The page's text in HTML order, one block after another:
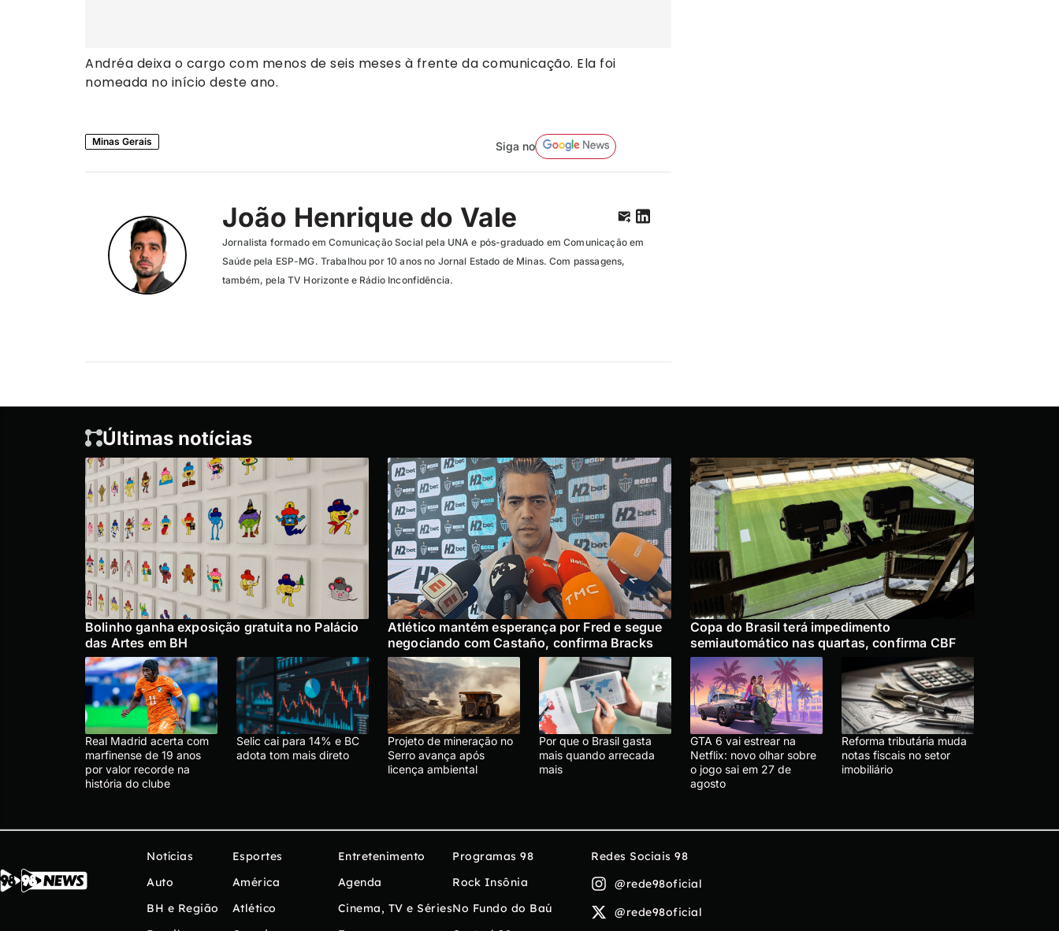
Andréa deixa o cargo com menos de seis meses à frente da comunicação. Ela foi
nomeada no início deste ano.
Minas Gerais Siga no
João Henrique do Vale
Jornalista formado em Comunicação Social pela UNA e pós-graduado em Comunicação em
Saúde pela ESP-MG. Trabalhou por 10 anos no Jornal Estado de Minas. Com passagens,
também, pela TV Horizonte e Rádio Inconfidência.
Últimas notícias
Bolinho ganha exposição gratuita no Palácio
das Artes em BH
Atlético mantém esperança por Fred e segue
negociando com Castaño, confirma Bracks
Copa do Brasil terá impedimento
semiautomático nas quartas, confirma CBF
Real Madrid acerta com
marfinense de 19 anos
por valor recorde na
história do clube
Selic cai para 14% e BC
adota tom mais direto
Projeto de mineração no
Serro avança após
licença ambiental
Por que o Brasil gasta
mais quando arrecada
mais
GTA 6 vai estrear na
Netflix: novo olhar sobre
o jogo sai em 27 de
agosto
Reforma tributária muda
notas fiscais no setor
imobiliário
Notícias
Auto
BH e Região
Esportes
América
Atlético
Entretenimento
Agenda
Cinema, TV e Séries
Programas 98
Rock Insônia
No Fundo do Baú
Redes Sociais 98
@rede98oficial
@rede98oficial